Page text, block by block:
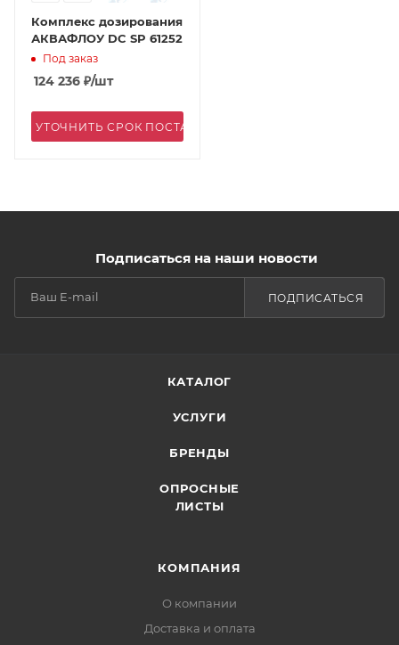
Комплекс дозирования
АКВАФЛОУ DC SP 61252
Под заказ
124 236 ₽/шт
УТОЧНИТЬ СРОК ПОСТАВКИ
Подписаться на наши новости
ПОДПИСАТЬСЯ
КАТАЛОГ
УСЛУГИ
БРЕНДЫ
ОПРОСНЫЕ
ЛИСТЫ
КОМПАНИЯ
О компании
Доставка и оплата